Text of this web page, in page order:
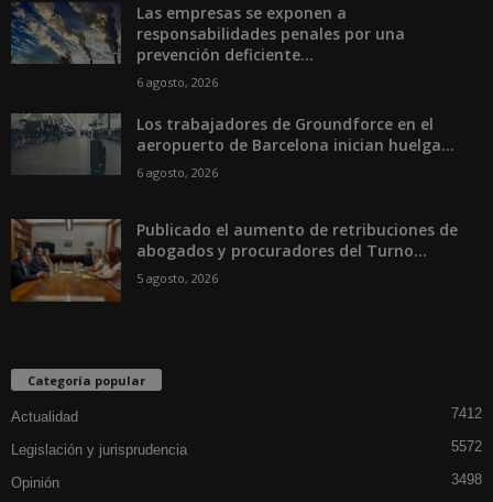
Las empresas se exponen a
responsabilidades penales por una
prevención deficiente...
6 agosto, 2026
Los trabajadores de Groundforce en el
aeropuerto de Barcelona inician huelga...
6 agosto, 2026
Publicado el aumento de retribuciones de
abogados y procuradores del Turno...
5 agosto, 2026
Categoría popular
Actualidad 7412
Legislación y jurisprudencia 5572
Opinión 3498